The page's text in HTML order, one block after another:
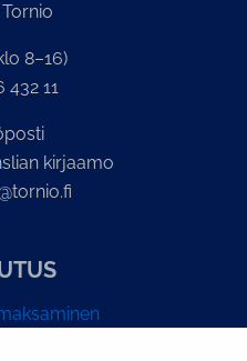
8–16)
432 11
kirjaamo